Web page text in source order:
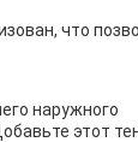
что
наружного
этот